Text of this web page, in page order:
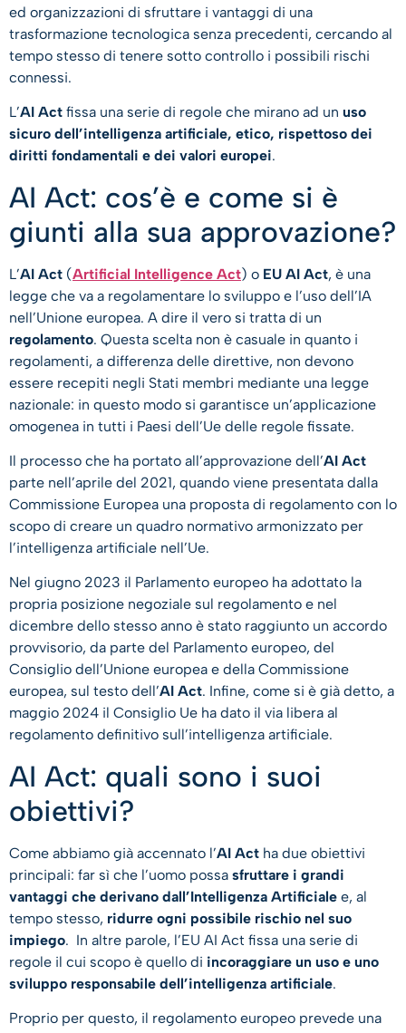
ed organizzazioni di sfruttare i vantaggi di una
trasformazione tecnologica senza precedenti, cercando al
tempo stesso di tenere sotto controllo i possibili rischi
connessi.
L’AI Act fissa una serie di regole che mirano ad un uso
sicuro dell’intelligenza artificiale, etico, rispettoso dei
diritti fondamentali e dei valori europei.
AI Act: cos’è e come si è
giunti alla sua approvazione?
L’AI Act (Artificial Intelligence Act) o EU AI Act, è una
legge che va a regolamentare lo sviluppo e l’uso dell’IA
nell’Unione europea. A dire il vero si tratta di un
regolamento. Questa scelta non è casuale in quanto i
regolamenti, a differenza delle direttive, non devono
essere recepiti negli Stati membri mediante una legge
nazionale: in questo modo si garantisce un’applicazione
omogenea in tutti i Paesi dell’Ue delle regole fissate.
Il processo che ha portato all’approvazione dell’AI Act
parte nell’aprile del 2021, quando viene presentata dalla
Commissione Europea una proposta di regolamento con lo
scopo di creare un quadro normativo armonizzato per
l’intelligenza artificiale nell’Ue.
Nel giugno 2023 il Parlamento europeo ha adottato la
propria posizione negoziale sul regolamento e nel
dicembre dello stesso anno è stato raggiunto un accordo
provvisorio, da parte del Parlamento europeo, del
Consiglio dell’Unione europea e della Commissione
europea, sul testo dell’AI Act. Infine, come si è già detto, a
maggio 2024 il Consiglio Ue ha dato il via libera al
regolamento definitivo sull’intelligenza artificiale.
AI Act: quali sono i suoi
obiettivi?
Come abbiamo già accennato l’AI Act ha due obiettivi
principali: far sì che l’uomo possa sfruttare i grandi
vantaggi che derivano dall’Intelligenza Artificiale e, al
tempo stesso, ridurre ogni possibile rischio nel suo
impiego. In altre parole, l’EU AI Act fissa una serie di
regole il cui scopo è quello di incoraggiare un uso e uno
sviluppo responsabile dell’intelligenza artificiale.
Proprio per questo, il regolamento europeo prevede una